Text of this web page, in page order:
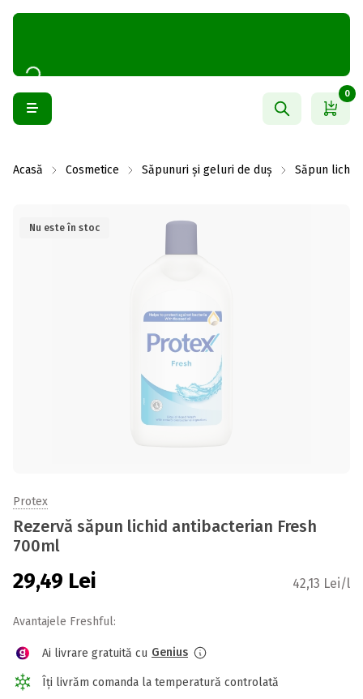
0
Acasă Cosmetice Săpunuri și geluri de duș Săpun lichid
Nu este în stoc
Protex
Rezervă săpun lichid antibacterian Fresh
700ml
29,49 Lei 42,13 Lei/l
Avantajele Freshful:
Ai livrare gratuită cu Genius
Îți livrăm comanda la temperatură controlată